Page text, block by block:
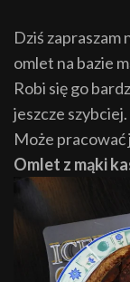
Dziś zapraszam
omlet na bazie
Robi się go
jeszcze szybciej.
Może pracować
Omlet z mąki